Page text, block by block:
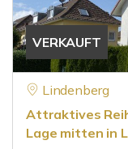
VERKAUFT
Lindenberg
Attraktives
Lage mitten in